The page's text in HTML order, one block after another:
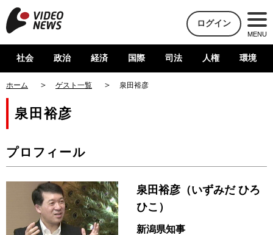
ログイン
MENU
社会 政治 経済 国際 司法 人権 環境
ホーム ゲスト一覧 泉田裕彦
泉田裕彦
プロフィール
泉田裕彦（いずみだ ひろ
ひこ）
新潟県知事